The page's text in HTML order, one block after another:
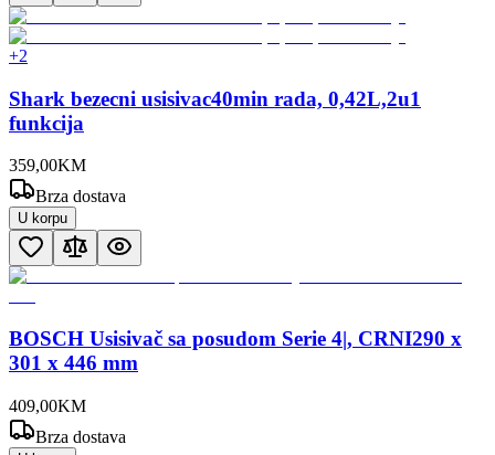
+2
Shark bezecni usisivac40min rada, 0,42L,2u1
funkcija
359,00KM
Brza dostava
U korpu
BOSCH Usisivač sa posudom Serie 4|, CRNI290 x
301 x 446 mm
409,00KM
Brza dostava